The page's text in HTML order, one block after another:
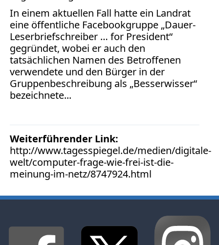
In einem aktuellen Fall hatte ein Landrat
eine öffentliche Facebookgruppe „Dauer-
Leserbriefschreiber … for President“
gegründet, wobei er auch den
tatsächlichen Namen des Betroffenen
verwendete und den Bürger in der
Gruppenbeschreibung als „Besserwisser“
bezeichnete...
Weiterführender Link:
http://www.tagesspiegel.de/medien/digitale-
welt/computer-frage-wie-frei-ist-die-
meinung-im-netz/8747924.html
Stunde
BGH
Beleidigung
Datenschutz
Ebay
Facebook
Fotorecht
Influencer
Instagram
Internetrecht
Markenrecht
Meinungsfreiheit
Persönlichkeitsrecht
Radio
Sportwetten